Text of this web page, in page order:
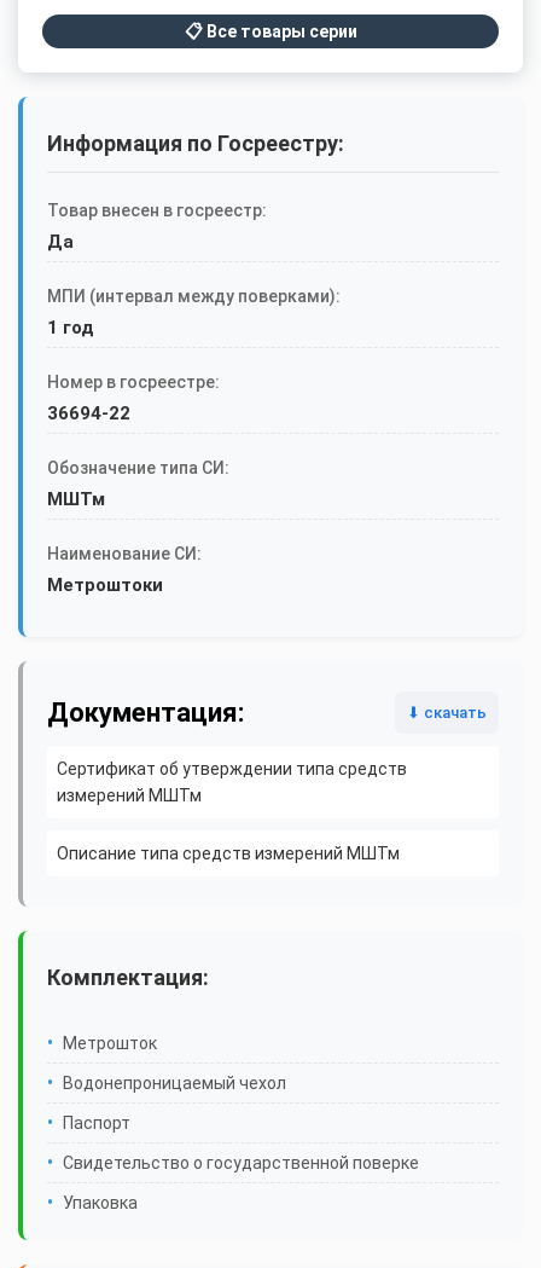
📋 Все товары серии
Информация по Госреестру:
Товар внесен в госреестр:
Да
МПИ (интервал между поверками):
1 год
Номер в госреестре:
36694-22
Обозначение типа СИ:
МШТм
Наименование СИ:
Метроштоки
Документация: ⬇ скачать
Сертификат об утверждении типа средств
измерений МШТм
Описание типа средств измерений МШТм
Комплектация:
Метрошток
Водонепроницаемый чехол
Паспорт
Свидетельство о государственной поверке
Упаковка